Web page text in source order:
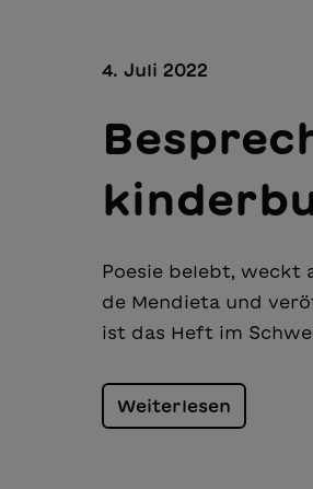
4. Juli 2022
Poesie belebt, weckt
de Mendieta und
ist das Heft im
Weiterlesen